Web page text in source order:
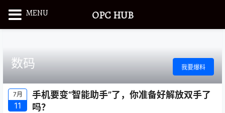
数码 我要爆料
7月
11
手机要变“智能助手”了，你准备好解放双手了
吗？
MENU OPC HUB